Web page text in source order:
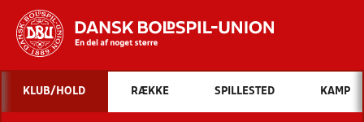
Hvad vil du søge efter?
INDHOLD OG NYHEDER
KLUB/HOLD RÆKKE SPILLESTED KAMP